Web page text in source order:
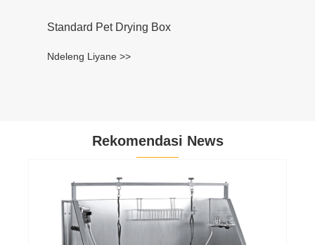
Standard Pet Drying Box
Ndeleng Liyane >>
Rekomendasi News